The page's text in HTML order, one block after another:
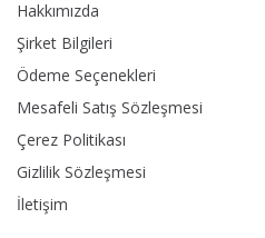
Hakkımızda
Şirket Bilgileri
Ödeme Seçenekleri
Mesafeli Satış Sözleşmesi
Çerez Politikası
Gizlilik Sözleşmesi
İletişim